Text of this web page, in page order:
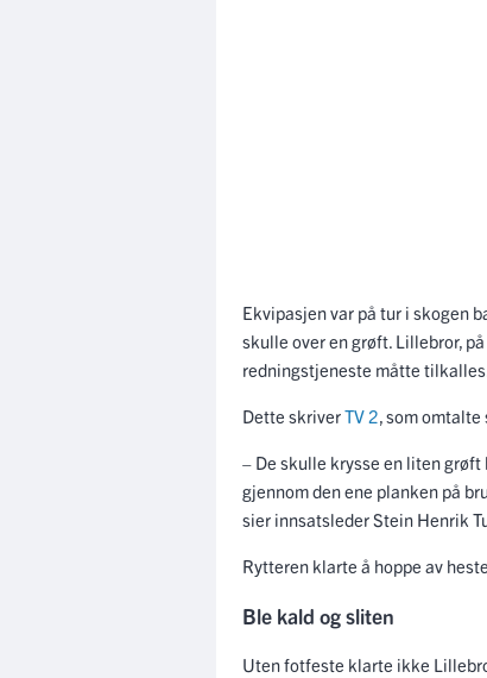
Ekvipasjen var på tur i skogen
skulle over en grøft. Lillebror,
redningstjeneste måtte
Dette skriverTV 2, som
– De skulle krysse en liten
gjennom den ene planken på
sier innsatsleder Stein Henrik
Rytteren klarte å hoppe av
Ble kald og sliten
Uten fotfeste klarte ikke